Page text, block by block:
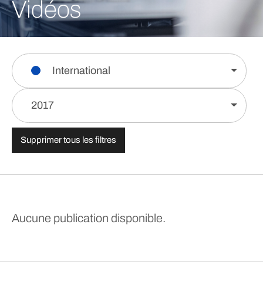
Vidéos
International
2017
Supprimer tous les filtres
Aucune publication disponible.